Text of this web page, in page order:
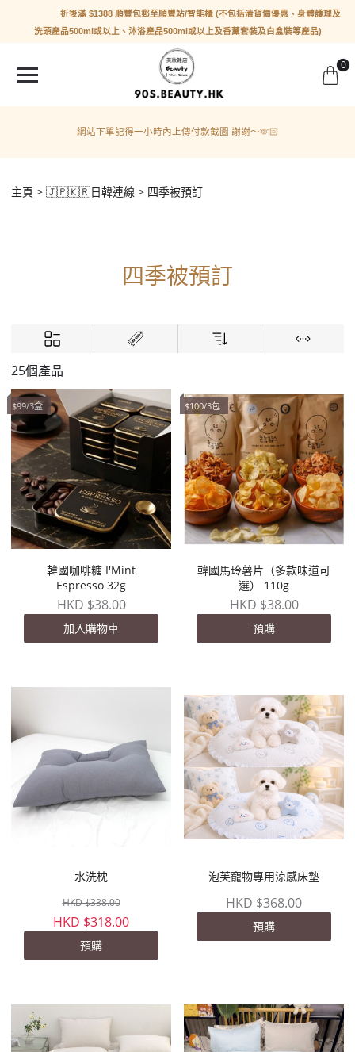
折後滿 $1388 順豐包郵至順豐站/智能櫃 (不包括清貨價優惠、身體護理及
洗頭產品500ml或以上、沐浴產品500ml或以上及香薰套裝及白盒裝等產品)
0
網站下單記得一小時內上傳付款截圖 謝謝～🫶🏻
主頁 🇯🇵🇰🇷日韓連線 四季被預訂
四季被預訂
25個產品
$99/3盒
韓國咖啡糖 I'Mint
Espresso 32g
HKD $38.00
加入購物車
$100/3包
韓國馬玲薯片（多款味道可
選） 110g
HKD $38.00
預購
水洗枕
HKD $338.00
HKD $318.00
預購
泡芙寵物專用涼感床墊
HKD $368.00
預購